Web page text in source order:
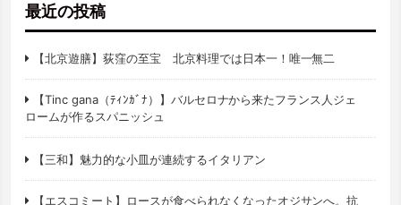
最近の投稿
【北京遊膳】荻窪の至宝 北京料理では日本一！唯一無二
【Tinc gana（ﾃｨﾝｶﾞﾅ）】バルセロナから来たフランス人ジェ
ロームが作るスパニッシュ
【三和】魅力的な小皿が連続するイタリアン
【エスコミート】ロースが食べられなくなったオジサンへ。抗